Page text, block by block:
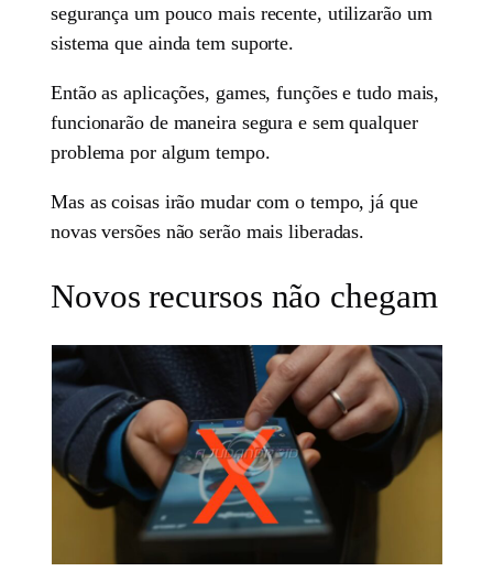
segurança um pouco mais recente, utilizarão um
sistema que ainda tem suporte.
Então as aplicações, games, funções e tudo mais,
funcionarão de maneira segura e sem qualquer
problema por algum tempo.
Mas as coisas irão mudar com o tempo, já que
novas versões não serão mais liberadas.
Novos recursos não chegam